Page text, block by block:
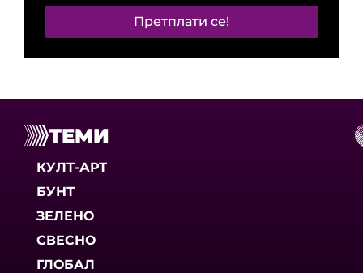
Претплати се!
ТЕМИ
КУЛТ-АРТ
БУНТ
ЗЕЛЕНО
СВЕСНО
ГЛОБАЛ